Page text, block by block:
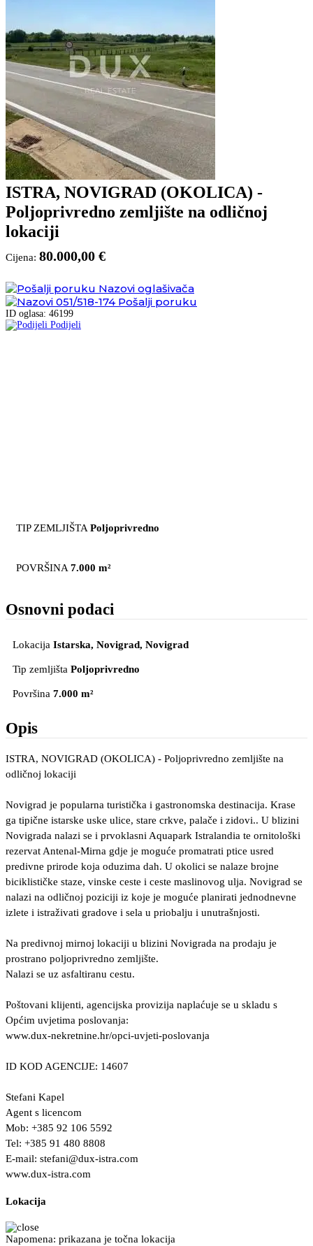
ISTRA, NOVIGRAD (OKOLICA) -
Poljoprivredno zemljište na odličnoj
lokaciji
Cijena: 80.000,00 €
Nazovi oglašivača
051/518-174 Pošalji poruku
ID oglasa: 46199
Podijeli
TIP ZEMLJIŠTA Poljoprivredno
POVRŠINA 7.000 m²
Osnovni podaci
Lokacija Istarska, Novigrad, Novigrad
Tip zemljišta Poljoprivredno
Površina 7.000 m²
Opis
ISTRA, NOVIGRAD (OKOLICA) - Poljoprivredno zemljište na
odličnoj lokaciji
Novigrad je popularna turistička i gastronomska destinacija. Krase
ga tipične istarske uske ulice, stare crkve, palače i zidovi.. U blizini
Novigrada nalazi se i prvoklasni Aquapark Istralandia te ornitološki
rezervat Antenal-Mirna gdje je moguće promatrati ptice usred
predivne prirode koja oduzima dah. U okolici se nalaze brojne
biciklističke staze, vinske ceste i ceste maslinovog ulja. Novigrad se
nalazi na odličnoj poziciji iz koje je moguće planirati jednodnevne
izlete i istraživati gradove i sela u priobalju i unutrašnjosti.
Na predivnoj mirnoj lokaciji u blizini Novigrada na prodaju je
prostrano poljoprivredno zemljište.
Nalazi se uz asfaltiranu cestu.
Poštovani klijenti, agencijska provizija naplaćuje se u skladu s
Općim uvjetima poslovanja:
www.dux-nekretnine.hr/opci-uvjeti-poslovanja
ID KOD AGENCIJE: 14607
Stefani Kapel
Agent s licencom
Mob: +385 92 106 5592
Tel: +385 91 480 8808
E-mail: stefani@dux-istra.com
www.dux-istra.com
Lokacija
Napomena: prikazana je točna lokacija